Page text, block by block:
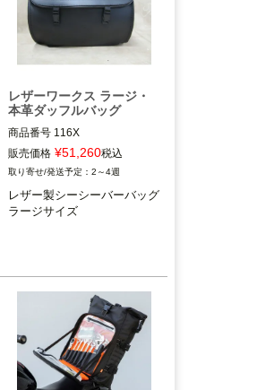
レザーワークス ラージ・
本革ダッフルバッグ
商品番号 116X
Leatherworks（レザーワーク
販売価格 ¥51,260税込
2～4週
レザー製シーシーバーバッグ
ラージサイズ